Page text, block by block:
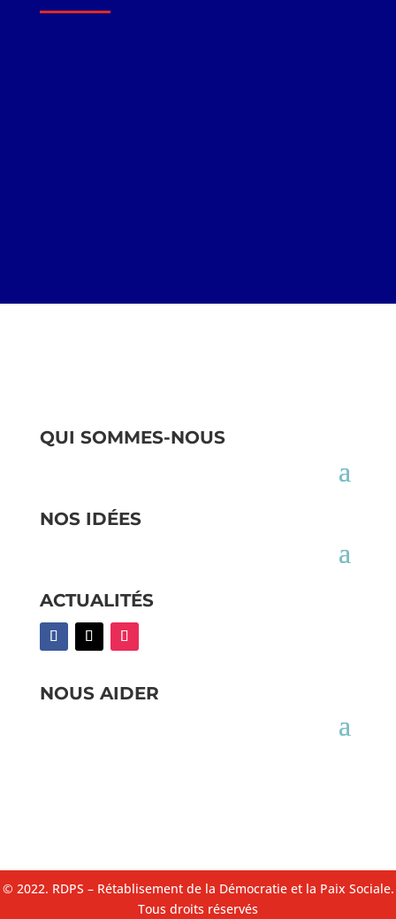
QUI SOMMES-NOUS
NOS IDÉES
ACTUALITÉS
NOUS AIDER
© 2022. RDPS – Rétablisement de la Démocratie et la Paix Sociale.
Tous droits réservés